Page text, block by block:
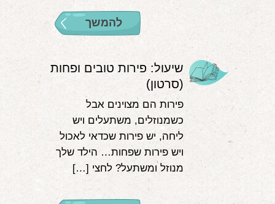
להמשך
שיעול: פירות טובים ופחות
(סרטון)
פירות הם מצוינים אבל
כשמנוזלים, משתעלים ויש
ליחה, יש פירות שכדאי לאכול
ויש פירות שפחות… הילד שלך
מנוזל ומשתעל? לחצי […]